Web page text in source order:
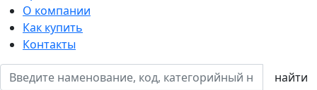
О компании
Как купить
Контакты